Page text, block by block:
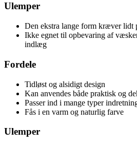
Ulemper
Den ekstra lange form kræver lidt
Ikke egnet til opbevaring af
indlæg
Fordele
Tidløst og alsidigt design
Kan anvendes både praktisk og
Passer ind i mange typer
Fås i en varm og naturlig farve
Ulemper